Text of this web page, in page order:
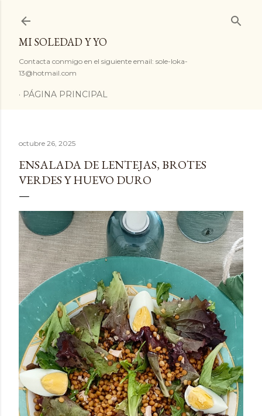
MI SOLEDAD Y YO
Contacta conmigo en el siguiente email: sole-loka-
13@hotmail.com
PÁGINA PRINCIPAL
octubre 26, 2025
ENSALADA DE LENTEJAS, BROTES
VERDES Y HUEVO DURO